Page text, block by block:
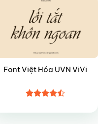
Font Việt Hóa UVN ViVi
hạng4.45